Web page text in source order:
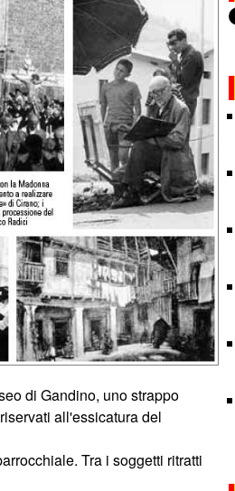
c
a
di Gandino, uno strappo
all'essicatura del
Tra i soggetti ritratti